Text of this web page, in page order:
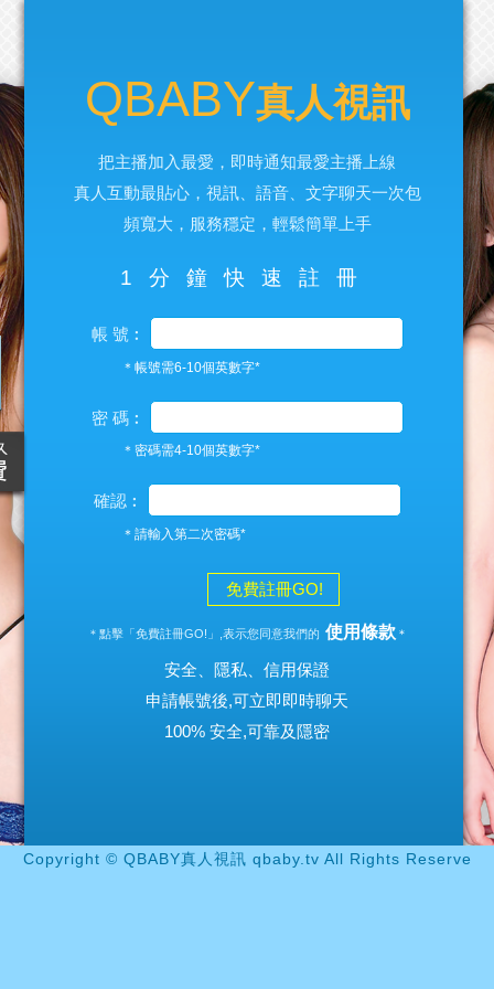
QBABY真人視訊
把主播加入最愛，即時通知最愛主播上線
真人互動最貼心，視訊、語音、文字聊天一次包
頻寬大，服務穩定，輕鬆簡單上手
1分鐘快速註冊
帳 號︰
＊帳號需6-10個英數字*
密 碼︰
＊密碼需4-10個英數字*
確認︰
＊請輸入第二次密碼*
免費註冊GO!
＊點擊「免費註冊GO!」,表示您同意我們的 使用條款＊
安全、隱私、信用保證
申請帳號後,可立即即時聊天
100% 安全,可靠及隱密
Copyright © QBABY真人視訊 qbaby.tv All Rights Reserve